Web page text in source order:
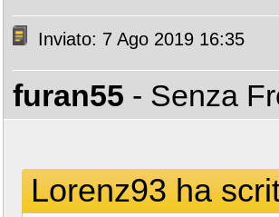
Inviato: 7 Ago 2019 16:35
furan55 - Senza
Lorenz93 ha